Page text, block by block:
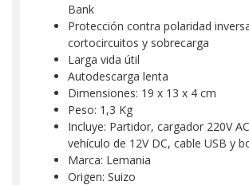
Bank
Protección contra polaridad
cortocircuitos y sobrecarga
Larga vida útil
Autodescarga lenta
Dimensiones: 19 x 13 x 4 cm
Peso: 1,3 Kg
Incluye: Partidor, cargador 220V
vehículo de 12V DC, cable USB y
Marca: Lemania
Origen: Suizo